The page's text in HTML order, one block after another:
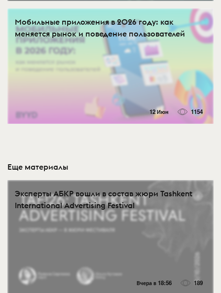
Мобильные приложения в 2026 году: как
меняется рынок и поведение пользователей
12 Июн 1154
Еще материалы
Эксперты АБКР вошли в состав жюри Tashkent
International Advertising Festival
Вчера в 18:56 189